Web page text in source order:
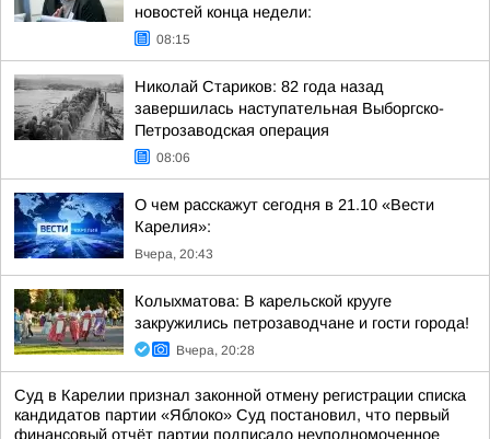
новостей конца недели:
08:15
Николай Стариков: 82 года назад
завершилась наступательная Выборгско-
Петрозаводская операция
08:06
О чем расскажут сегодня в 21.10 «Вести
Карелия»:
Вчера, 20:43
Колыхматова: В карельской крууге
закружились петрозаводчане и гости города!
Вчера, 20:28
Суд в Карелии признал законной отмену регистрации списка
кандидатов партии «Яблоко» Суд постановил, что первый
финансовый отчёт партии подписало неуполномоченное